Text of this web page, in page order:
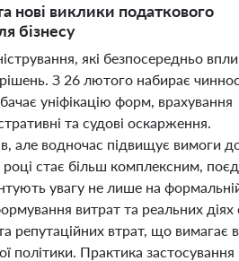
нові виклики податкового
бізнесу
які безпосередньо
З 26 лютого набирає
уніфікацію форм, врахування
та судові оскарження.
але водночас підвищує вимоги
році стає більш комплексним,
увагу не лише на
витрат та реальних діях
репутаційних втрат, що вимагає
політики. Практика застосування